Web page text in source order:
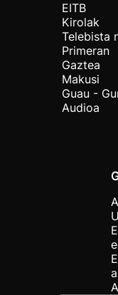
EITB
Kirolak
Telebista
Primeran
Gaztea
Makusi
Guau -
Audioa